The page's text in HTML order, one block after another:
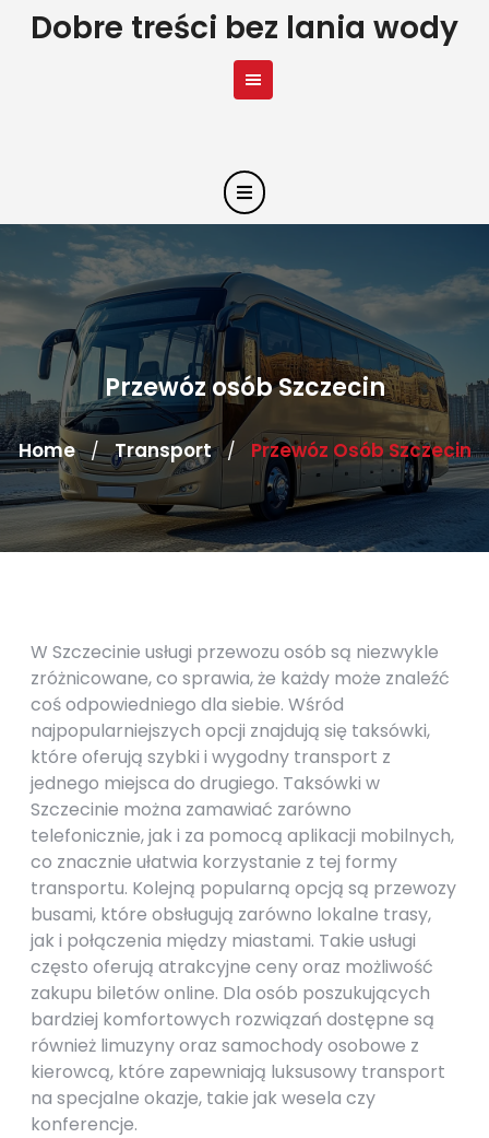
SkipDobre treści bez lania wody
Przewóz osób Szczecin
Home / Transport / Przewóz Osób Szczecin
W Szczecinie usługi przewozu osób są niezwykle
zróżnicowane, co sprawia, że każdy może znaleźć
coś odpowiedniego dla siebie. Wśród
najpopularniejszych opcji znajdują się taksówki,
które oferują szybki i wygodny transport z
jednego miejsca do drugiego. Taksówki w
Szczecinie można zamawiać zarówno
telefonicznie, jak i za pomocą aplikacji mobilnych,
co znacznie ułatwia korzystanie z tej formy
transportu. Kolejną popularną opcją są przewozy
busami, które obsługują zarówno lokalne trasy,
jak i połączenia między miastami. Takie usługi
często oferują atrakcyjne ceny oraz możliwość
zakupu biletów online. Dla osób poszukujących
bardziej komfortowych rozwiązań dostępne są
również limuzyny oraz samochody osobowe z
kierowcą, które zapewniają luksusowy transport
na specjalne okazje, takie jak wesela czy
konferencje.